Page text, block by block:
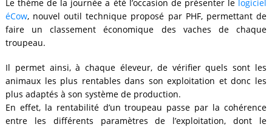
Le thème de la journée a été l’occasion de présenter le logiciel
éCow, nouvel outil technique proposé par PHF, permettant de
faire un classement économique des vaches de chaque
troupeau.
Il permet ainsi, à chaque éleveur, de vérifier quels sont les
animaux les plus rentables dans son exploitation et donc les
plus adaptés à son système de production.
En effet, la rentabilité d’un troupeau passe par la cohérence
entre les différents paramètres de l’exploitation, dont le